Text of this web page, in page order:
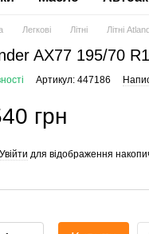
Легкові Літні Літні
AX77 195/70
Артикул: 447186
грн
Увійти для відображення